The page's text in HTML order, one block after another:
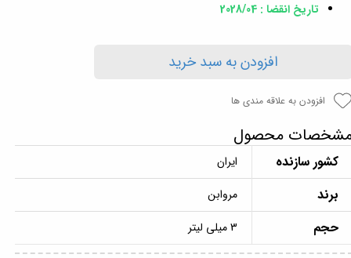
تاریخ انقضا : 2028/04
افزودن به سبد خرید
افزودن به علاقه مندی ها
محصول
کشور سازنده ایران
برند مروابن
حجم 3 میلی لیتر